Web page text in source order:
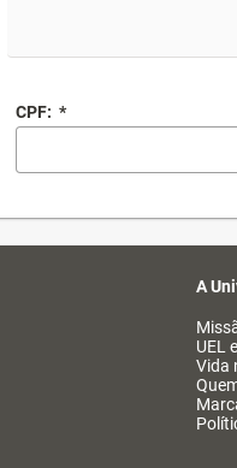
CPF: *
A
UEL
Vida